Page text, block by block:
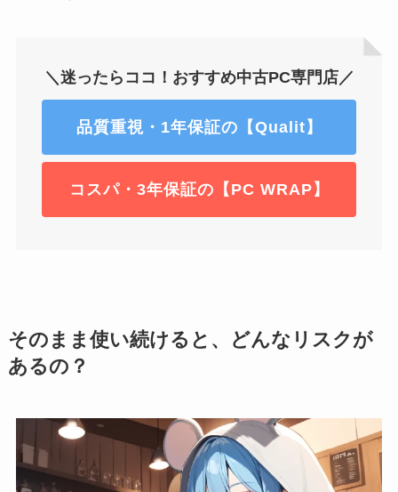
＼迷ったらココ！おすすめ中古PC専門店／
品質重視・1年保証の【Qualit】
コスパ・3年保証の【PC WRAP】
そのまま使い続けると、どんなリスクが
あるの？